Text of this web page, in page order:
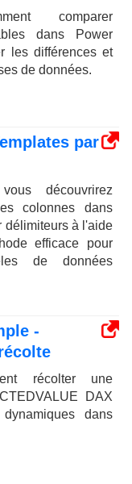
comparer
dans Power
les différences et
de données.
par
découvrirez
colonnes dans
délimiteurs à l'aide
efficace pour
de données
-
récolter une
DAX
dans